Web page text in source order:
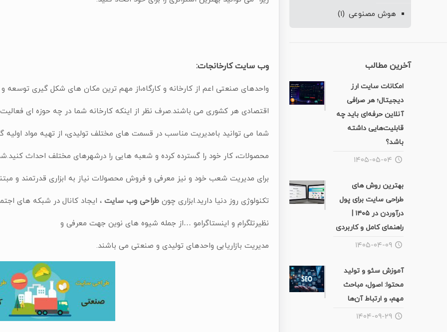
وب سایت کارخانجات:
واحدهای صنعتی اعم از کارخانه و کارگاه،از مهم ترین مکان های شکل گیری توسعه
اقتصادی هر کشوری می باشند.صرف نظر از اینکه کارخانه شما در چه حوزه ای فعالیت
شما می توانید بامدیریت مناسب در قسمت های مختلف تولیدی، از تهیه مواد اولیه
محصولات، کار خود را گسترده کرده و شعبه هایی را درشهرهای مختلف احداث
برای مدیریت شعب خود و نیز معرفی و فروش محصولات نیاز به ابزاری قدرتمند و
تکنولوژی روز دنیا دارید.ابزاری چونطراحی وب سایت، ایجاد کانال در شبکه های
نظیرتلگرام و اینستاگرامو …از جمله شیوه های نوین جهت معرفی و
مدیریت بازاریابی واحدهای تولیدی و صنعتی می باشند.
هوش مصنوعی (۱)
آخرین مطالب
امکانات سایت ارز
دیجیتال؛ هر صرافی
آنلاین حرفه‌ای باید چه
قابلیت‌هایی داشته
باشد؟
۱۴۰۵-۰۵-۰۴
بهترین روش های
طراحی سایت برای پول
درآوردن در ۱۴۰۵ |
راهنمای کامل و کاربردی
۱۴۰۵-۰۴-۰۹
آموزش سئو و تولید
محتوا: اصول، مباحث
مهم، و ارتباط آن‌ها
۱۴۰۴-۰۹-۲۹